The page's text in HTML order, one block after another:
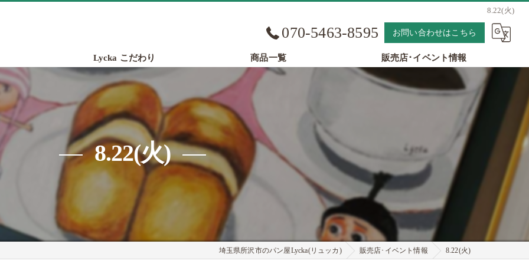
8.22(火)
070-5463-8595 お問い合わせはこちら
Lycka こだわり 商品一覧 販売店･イベント情報
8.22(火)
埼玉県所沢市のパン屋Lycka(リュッカ) 販売店･イベント情報 8.22(火)